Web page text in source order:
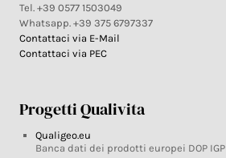
Tel. +39 0577 1503049
Whatsapp. +39 375 6797337
Contattaci via E-Mail
Contattaci via PEC
Progetti Qualivita
Qualigeo.eu
Banca dati dei prodotti europei DOP IGP